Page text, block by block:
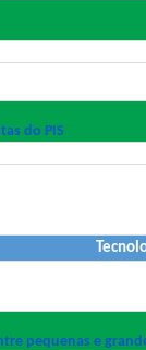
do PIS
pequenas e